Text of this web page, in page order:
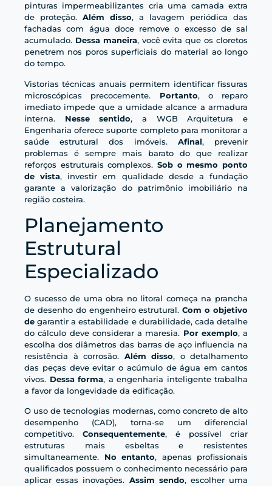
pinturas impermeabilizantes cria uma camada extra
de proteção. Além disso, a lavagem periódica das
fachadas com água doce remove o excesso de sal
acumulado. Dessa maneira, você evita que os cloretos
penetrem nos poros superficiais do material ao longo
do tempo.
Vistorias técnicas anuais permitem identificar fissuras
microscópicas precocemente. Portanto, o reparo
imediato impede que a umidade alcance a armadura
interna. Nesse sentido, a WGB Arquitetura e
Engenharia oferece suporte completo para monitorar a
saúde estrutural dos imóveis. Afinal, prevenir
problemas é sempre mais barato do que realizar
reforços estruturais complexos. Sob o mesmo ponto
de vista, investir em qualidade desde a fundação
garante a valorização do patrimônio imobiliário na
região costeira.
Planejamento
Estrutural
Especializado
O sucesso de uma obra no litoral começa na prancha
de desenho do engenheiro estrutural.Com o objetivo
de garantir a estabilidade e durabilidade, cada detalhe
do cálculo deve considerar a maresia. Por exemplo, a
escolha dos diâmetros das barras de aço influencia na
resistência à corrosão. Além disso, o detalhamento
das peças deve evitar o acúmulo de água em cantos
vivos. Dessa forma, a engenharia inteligente trabalha
a favor da longevidade da edificação.
O uso de tecnologias modernas, como concreto de alto
desempenho (CAD), torna-se um diferencial
competitivo. Consequentemente, é possível criar
estruturas mais esbeltas e resistentes
simultaneamente. No entanto, apenas profissionais
qualificados possuem o conhecimento necessário para
aplicar essas inovações. Assim sendo, escolher uma